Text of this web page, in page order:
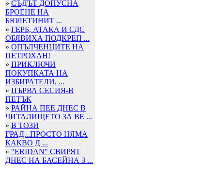
» СЪДЪТ ДОПУСНА
БРОЕНЕ НА
БЮЛЕТИНИТ ...
» ГЕРБ, АТАКА И СДС
ОБЯВИХА ПОДКРЕП ...
» ОПЪЛЧЕНЦИТЕ НА
ПЕТРОХАН!
» ПРИКЛЮЧИ
ПОКУПКАТА НА
ИЗБИРАТЕЛИ, ...
» ПЪРВА СЕСИЯ-В
ПЕТЪК
» РАЙНА ПЕЕ ДНЕС В
ЧИТАЛИЩЕТО ЗА ВЕ ...
» В ТОЗИ
ГРАД...ПРОСТО НЯМА
КАКВО Д ...
» "ERIDAN" СВИРЯТ
ДНЕС НА БАСЕЙНА З ...